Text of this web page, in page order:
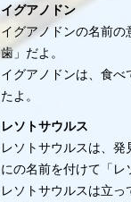
イグアノドン
イグアノドンの名前
歯」だよ。
イグアノドンは、食
たよ。
レソトサウルス
レソトサウルスは、発
にの名前を付けて「レ
レソトサウルスは立